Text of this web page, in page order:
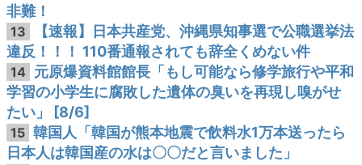
非難！
13
【速報】日本共産党、沖縄県知事選で公職選挙法
違反！！！ 110番通報されても辞全くめない件
14 元原爆資料館館長「もし可能なら修学旅行や平和
学習の小学生に腐敗した遺体の臭いを再現し嗅がせ
たい」 [8/6]
15 韓国人「韓国が熊本地震で飲料水1万本送ったら
日本人は韓国産の水は〇〇だと言いました」